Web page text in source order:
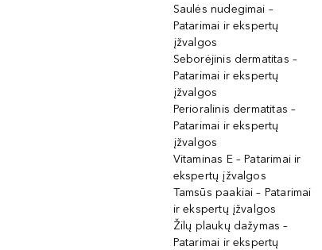
Saulės nudegimai –
Patarimai ir ekspertų
įžvalgos
Seborėjinis dermatitas –
Patarimai ir ekspertų
įžvalgos
Perioralinis dermatitas –
Patarimai ir ekspertų
įžvalgos
Vitaminas E – Patarimai ir
ekspertų įžvalgos
Tamsūs paakiai – Patarimai
ir ekspertų įžvalgos
Žilų plaukų dažymas –
Patarimai ir ekspertų